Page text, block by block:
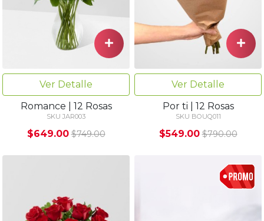
Ver Detalle
Romance | 12 Rosas
SKU JAR003
$649.00 $749.00
Ver Detalle
Por ti | 12 Rosas
SKU BOUQ011
$549.00 $790.00